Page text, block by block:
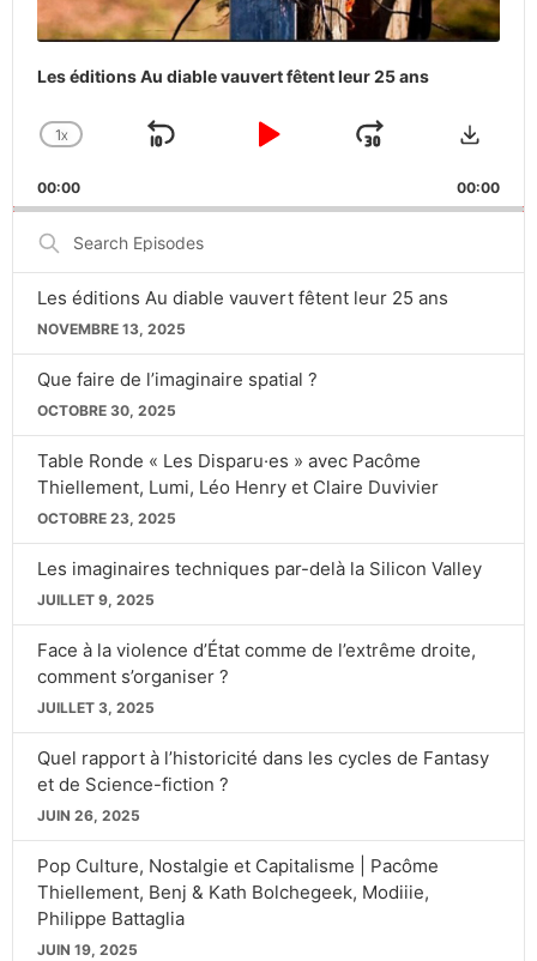
Les éditions Au diable vauvert fêtent leur 25 ans
CHANGE
RATE
1X
SKIP
PLAY
JUMP
FORWARD
00:00 00:00
Search
Episodes
Les éditions Au diable vauvert fêtent leur 25 ans
NOVEMBRE 13, 2025
Que faire de l’imaginaire spatial ?
OCTOBRE 30, 2025
Table Ronde « Les Disparu·es » avec Pacôme
Thiellement, Lumi, Léo Henry et Claire Duvivier
OCTOBRE 23, 2025
Les imaginaires techniques par-delà la Silicon Valley
JUILLET 9, 2025
Face à la violence d’État comme de l’extrême droite,
comment s’organiser ?
JUILLET 3, 2025
Quel rapport à l’historicité dans les cycles de Fantasy
et de Science-fiction ?
JUIN 26, 2025
Pop Culture, Nostalgie et Capitalisme | Pacôme
Thiellement, Benj & Kath Bolchegeek, Modiiie,
Philippe Battaglia
JUIN 19, 2025